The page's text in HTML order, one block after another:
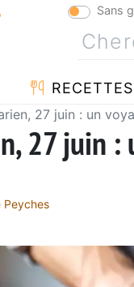
Sans
RECETTES
27 juin : un
27 juin
Peyches